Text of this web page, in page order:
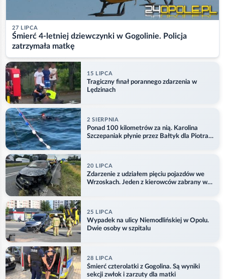
27 LIPCA
Śmierć 4-letniej dziewczynki w Gogolinie. Policja
zatrzymała matkę
15 LIPCA
Tragiczny finał porannego zdarzenia w
Lędzinach
2 SIERPNIA
Ponad 100 kilometrów za nią. Karolina
Szczepaniak płynie przez Bałtyk dla Piotra.
20 LIPCA
Zdarzenie z udziałem pięciu pojazdów we
Wrzoskach. Jeden z kierowców zabrany w
25 LIPCA
Wypadek na ulicy Niemodlińskiej w Opolu.
Dwie osoby w szpitalu
28 LIPCA
Śmierć czterolatki z Gogolina. Są wyniki
sekcji zwłok i zarzuty dla matki